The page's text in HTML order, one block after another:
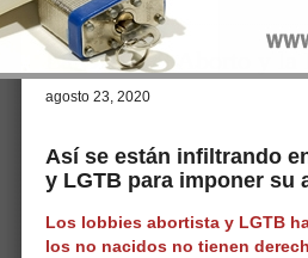
Browse >Home/
La ONU, el Aborto y la
agosto 23, 2020
Así se están infiltrando
y LGTB para imponer su
Los lobbies abortista y LGTB
los no nacidos no tienen